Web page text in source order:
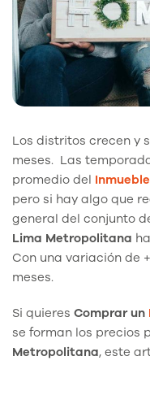
Los distritos crecen y
meses. Las
promedio del Inmueble
pero si hay algo que
general del conjunto
Lima Metropolitana
Con una variación de
meses.
Si quieres Comprar un
se forman los precios
Metropolitana, este